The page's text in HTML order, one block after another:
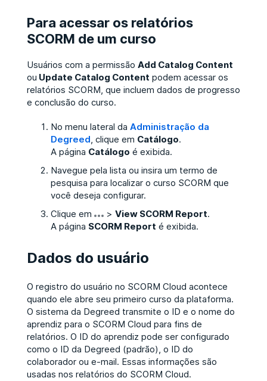
Para acessar os relatórios
SCORM de um curso
Usuários com a permissão Add Catalog Content
ou Update Catalog Content podem acessar os
relatórios SCORM, que incluem dados de progresso
e conclusão do curso.
No menu lateral da Administração da
Degreed, clique em Catálogo.
A página Catálogo é exibida.
Navegue pela lista ou insira um termo de
pesquisa para localizar o curso SCORM que
você deseja configurar.
Clique em
> View SCORM Report.
A página SCORM Report é exibida.
Dados do usuário
O registro do usuário no SCORM Cloud acontece
quando ele abre seu primeiro curso da plataforma.
O sistema da Degreed transmite o ID e o nome do
aprendiz para o SCORM Cloud para fins de
relatórios. O ID do aprendiz pode ser configurado
como o ID da Degreed (padrão), o ID do
colaborador ou e-mail. Essas informações são
usadas nos relatórios do SCORM Cloud.